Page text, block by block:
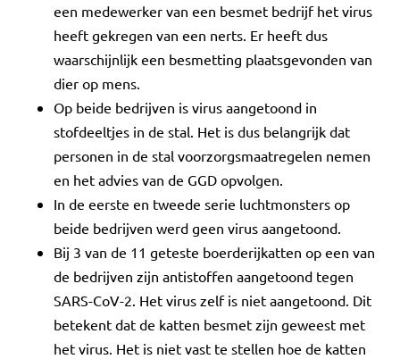
een medewerker van een besmet bedrijf het virus
heeft gekregen van een nerts. Er heeft dus
waarschijnlijk een besmetting plaatsgevonden van
dier op mens.
Op beide bedrijven is virus aangetoond in
stofdeeltjes in de stal. Het is dus belangrijk dat
personen in de stal voorzorgsmaatregelen nemen
en het advies van de GGD opvolgen.
In de eerste en tweede serie luchtmonsters op
beide bedrijven werd geen virus aangetoond.
Bij 3 van de 11 geteste boerderijkatten op een van
de bedrijven zijn antistoffen aangetoond tegen
SARS-CoV-2. Het virus zelf is niet aangetoond. Dit
betekent dat de katten besmet zijn geweest met
het virus. Het is niet vast te stellen hoe de katten